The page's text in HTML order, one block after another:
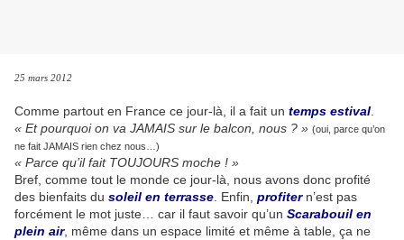
25 mars 2012
Comme partout en France ce jour-là, il a fait un temps estival
« Et pourquoi on va JAMAIS sur le balcon, nous ? » (oui, parce qu’on
ne fait JAMAIS rien chez nous…)
« Parce qu’il fait TOUJOURS moche ! »
Bref, comme tout le monde ce jour-là, nous avons donc profité
des bienfaits du soleil en terrasse . Enfin, profitern’est pas
forcément le mot juste… car il faut savoir qu’un Scarabouil en
plein air, même dans un espace limité et même à table, ça ne